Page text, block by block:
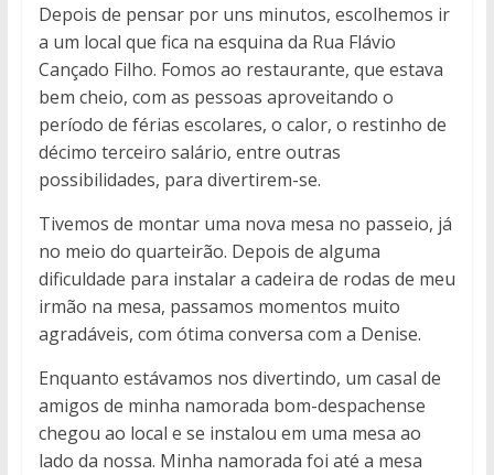
Depois de pensar por uns minutos, escolhemos ir
a um local que fica na esquina da Rua Flávio
Cançado Filho. Fomos ao restaurante, que estava
bem cheio, com as pessoas aproveitando o
período de férias escolares, o calor, o restinho de
décimo terceiro salário, entre outras
possibilidades, para divertirem-se.
Tivemos de montar uma nova mesa no passeio, já
no meio do quarteirão. Depois de alguma
dificuldade para instalar a cadeira de rodas de meu
irmão na mesa, passamos momentos muito
agradáveis, com ótima conversa com a Denise.
Enquanto estávamos nos divertindo, um casal de
amigos de minha namorada bom-despachense
chegou ao local e se instalou em uma mesa ao
lado da nossa. Minha namorada foi até a mesa